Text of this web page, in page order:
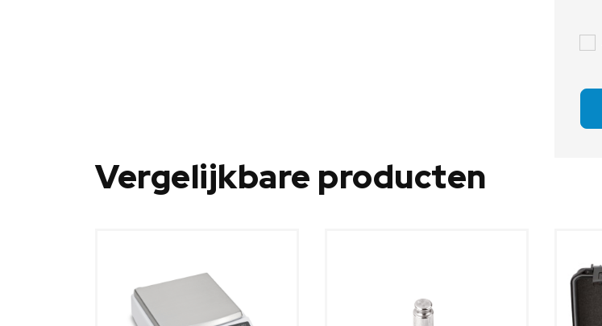
Vergelijkbare producten